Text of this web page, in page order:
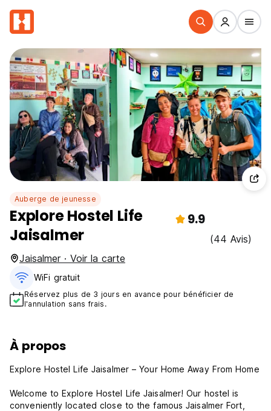
Auberge de jeunesse
Explore Hostel Life
Jaisalmer
9.9
(44 Avis)
Jaisalmer · Voir la carte
WiFi gratuit
Réservez plus de 3 jours en avance pour bénéficier de
l'annulation sans frais.
À propos
Explore Hostel Life Jaisalmer – Your Home Away From Home
Welcome to Explore Hostel Life Jaisalmer! Our hostel is
conveniently located close to the famous Jaisalmer Fort,